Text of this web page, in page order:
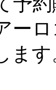
ー
す